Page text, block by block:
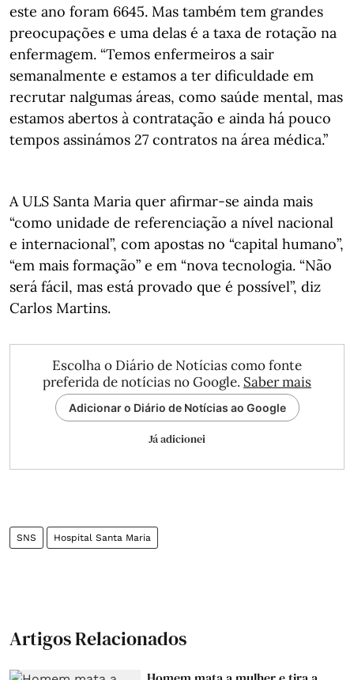
este ano foram 6645. Mas também tem grandes
preocupações e uma delas é a taxa de rotação na
enfermagem. “Temos enfermeiros a sair
semanalmente e estamos a ter dificuldade em
recrutar nalgumas áreas, como saúde mental, mas
estamos abertos à contratação e ainda há pouco
tempos assinámos 27 contratos na área médica.”
A ULS Santa Maria quer afirmar-se ainda mais
“como unidade de referenciação a nível nacional
e internacional”, com apostas no “capital humano”,
“em mais formação” e em “nova tecnologia. “Não
será fácil, mas está provado que é possível”, diz
Carlos Martins.
Escolha o Diário de Notícias como fonte
preferida de notícias no Google. Saber mais
Adicionar o Diário de Notícias ao Google
Já adicionei
SNS Hospital Santa Maria
Artigos Relacionados